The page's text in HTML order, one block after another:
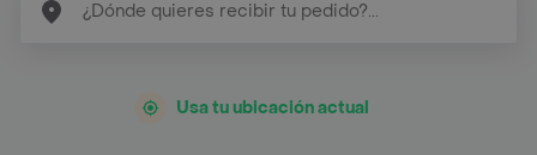
Usa tu ubicación actual